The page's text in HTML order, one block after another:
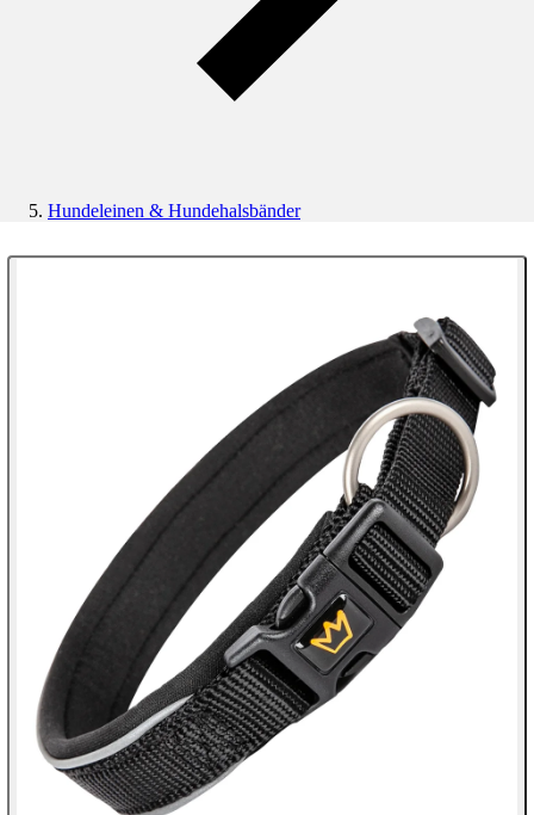
Hundeleinen & Hundehalsbänder